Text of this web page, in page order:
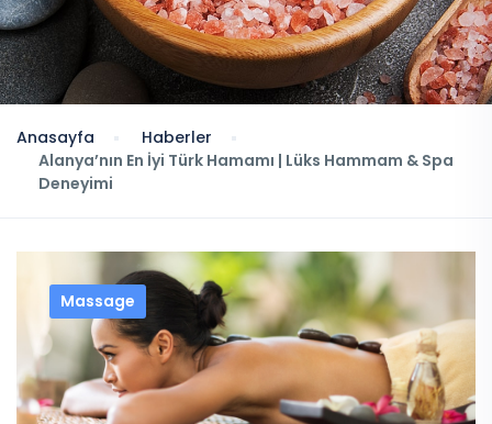
Anasayfa
Haberler
Alanya’nın En İyi Türk Hamamı | Lüks Hammam & Spa
Deneyimi
Massage